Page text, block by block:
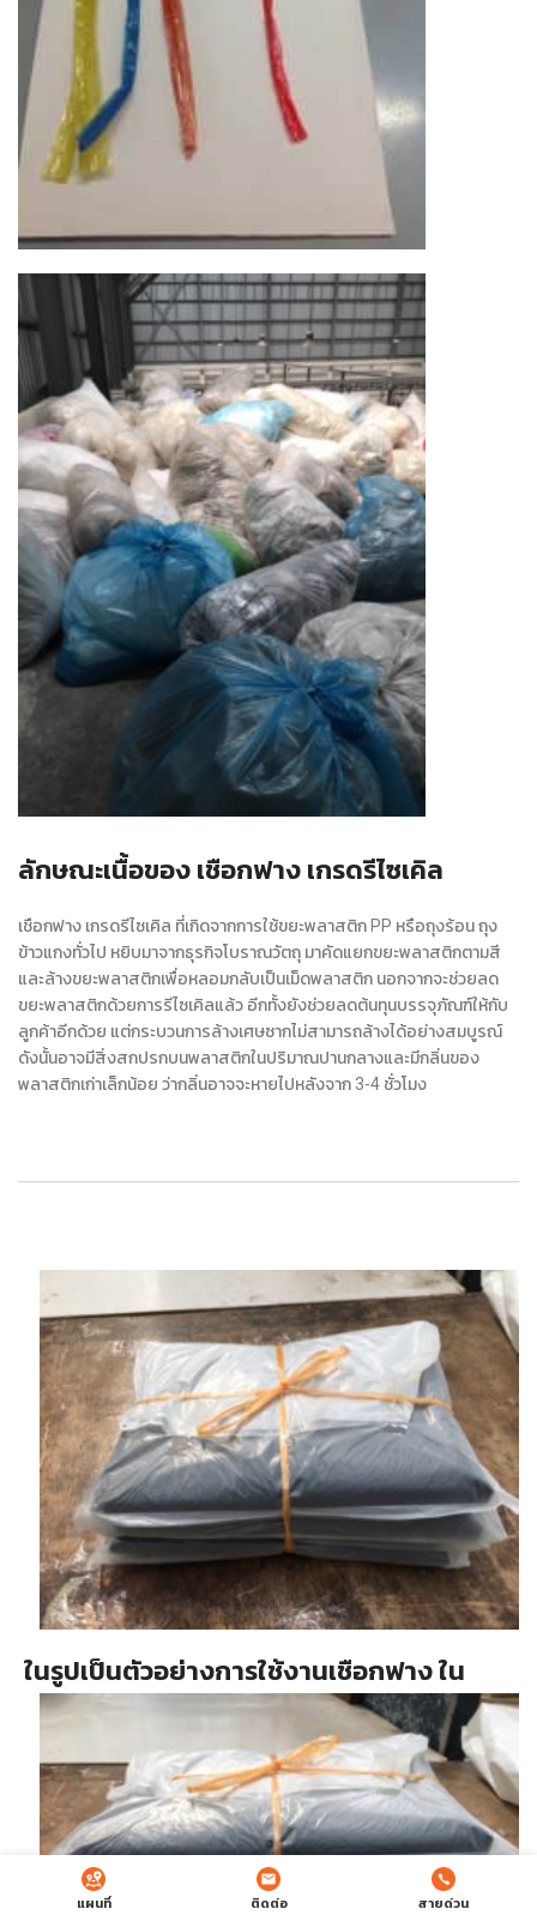
ลักษณะเนื้อของ เชือกฟาง เกรดรีไซเคิล
เชือกฟาง เกรดรีไซเคิล ที่เกิดจากการใช้ขยะพลาสติก PP หรือถุงร้อน ถุง
ข้าวแกงทั่วไป หยิบมาจากธุรกิจโบราณวัตถุ มาคัดแยกขยะพลาสติกตามสี
และล้างขยะพลาสติกเพื่อหลอมกลับเป็นเม็ดพลาสติก นอกจากจะช่วยลด
ขยะพลาสติกด้วยการรีไซเคิลแล้ว อีกทั้งยังช่วยลดต้นทุนบรรจุภัณฑ์ให้กับ
ลูกค้าอีกด้วย แต่กระบวนการล้างเศษซากไม่สามารถล้างได้อย่างสมบูรณ์
ดังนั้นอาจมีสิ่งสกปรกบนพลาสติกในปริมาณปานกลางและมีกลิ่นของ
พลาสติกเก่าเล็กน้อย ว่ากลิ่นอาจจะหายไปหลังจาก 3-4 ชั่วโมง
ในรูปเป็นตัวอย่างการใช้งานเชือกฟาง ใน
แผนที่ ติดต่อ สายด่วน